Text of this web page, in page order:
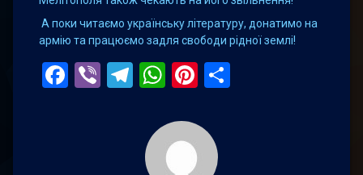
А поки читаємо українську літературу, донатимо на
армію та працюємо задля свободи рідної землі!
Facebook
ViberTelegram
WhatsApp
Pinterest